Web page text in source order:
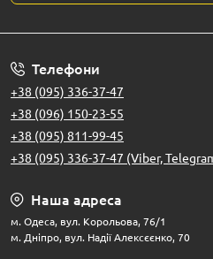
Телефони
+38 (095) 336-37-47
+38 (096) 150-23-55
+38 (095) 811-99-45
+38 (095) 336-37-47 (Viber,
Наша адреса
м. Одеса, вул. Корольова, 76/1
м. Дніпро, вул. Надії Алексєєнко, 70